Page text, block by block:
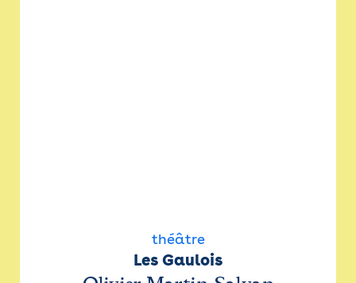
théâtre
Les Gaulois